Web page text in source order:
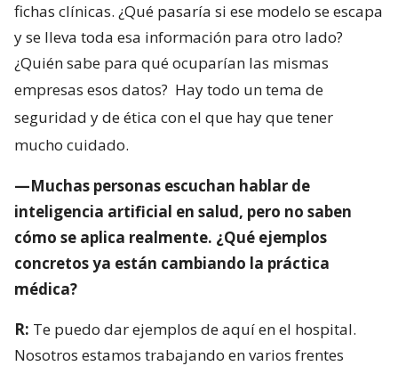
fichas clínicas. ¿Qué pasaría si ese modelo se escapa
y se lleva toda esa información para otro lado?
¿Quién sabe para qué ocuparían las mismas
empresas esos datos? Hay todo un tema de
seguridad y de ética con el que hay que tener
mucho cuidado.
—Muchas personas escuchan hablar de
inteligencia artificial en salud, pero no saben
cómo se aplica realmente. ¿Qué ejemplos
concretos ya están cambiando la práctica
médica?
R: Te puedo dar ejemplos de aquí en el hospital.
Nosotros estamos trabajando en varios frentes